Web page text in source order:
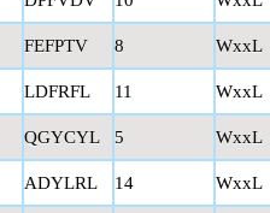
FEFPTV 8 WxxL
LDFRFL 11 WxxL
QGYCYL 5 WxxL
ADYLRL 14 WxxL